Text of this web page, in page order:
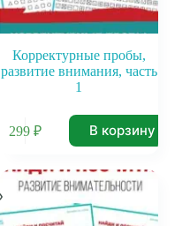
Корректурные пробы,
развитие внимания, часть
1
299₽ В корзину